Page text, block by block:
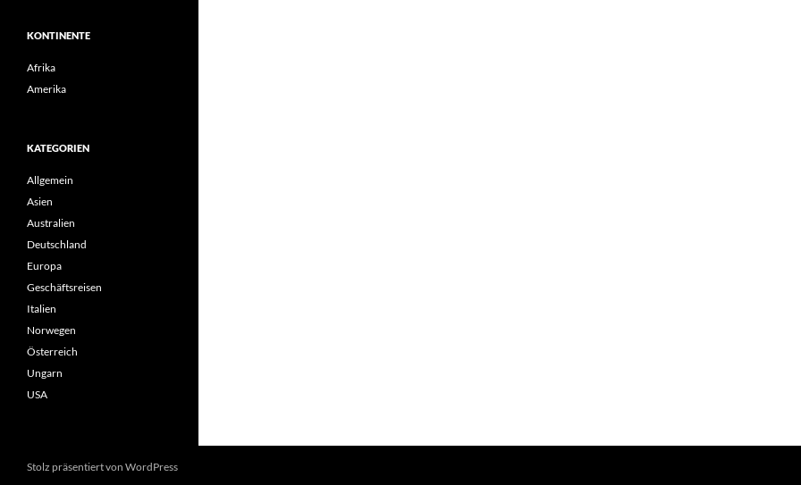
KONTINENTE
Afrika
Amerika
KATEGORIEN
Allgemein
Asien
Australien
Deutschland
Europa
Geschäftsreisen
Italien
Norwegen
Österreich
Ungarn
USA
Stolz präsentiert von WordPress